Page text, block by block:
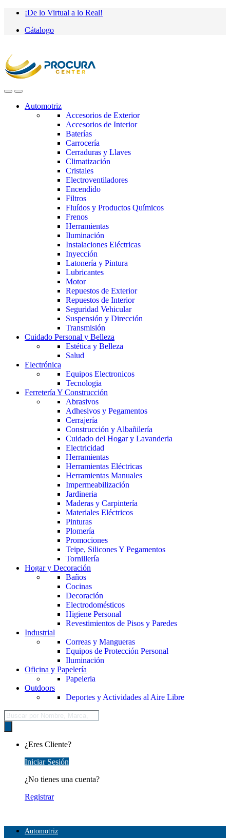
Saltar
navegación
saltar
contenido
¡De lo Virtual a lo Real!
Cátalogo
Automotriz
Accesorios de Exterior
Accesorios de Interior
Baterías
Carrocería
Cerraduras y Llaves
Climatización
Cristales
Electroventiladores
Encendido
Filtros
Fluídos y Productos Químicos
Frenos
Herramientas
Iluminación
Instalaciones Eléctricas
Inyección
Latonería y Pintura
Lubricantes
Motor
Repuestos de Exterior
Repuestos de Interior
Seguridad Vehicular
Suspensión y Dirección
Transmisión
Cuidado Personal y Belleza
Estética y Belleza
Salud
Electrónica
Equipos Electronicos
Tecnologia
Ferretería Y Construcción
Abrasivos
Adhesivos y Pegamentos
Cerrajería
Construcción y Albañilería
Cuidado del Hogar y Lavanderia
Electricidad
Herramientas
Herramientas Eléctricas
Herramientas Manuales
Impermeabilización
Jardineria
Maderas y Carpintería
Materiales Eléctricos
Pinturas
Plomería
Promociones
Teipe, Silicones Y Pegamentos
Tornillería
Hogar y Decoración
Baños
Cocinas
Decoración
Electrodomésticos
Higiene Personal
Revestimientos de Pisos y Paredes
Industrial
Correas y Mangueras
Equipos de Protección Personal
Iluminación
Oficina y Papelería
Papeleria
Outdoors
Deportes y Actividades al Aire Libre
Búsqueda
de
productos
¿Eres Cliente?
Iniciar Sesión
¿No tienes una cuenta?
Registrar
Automotriz